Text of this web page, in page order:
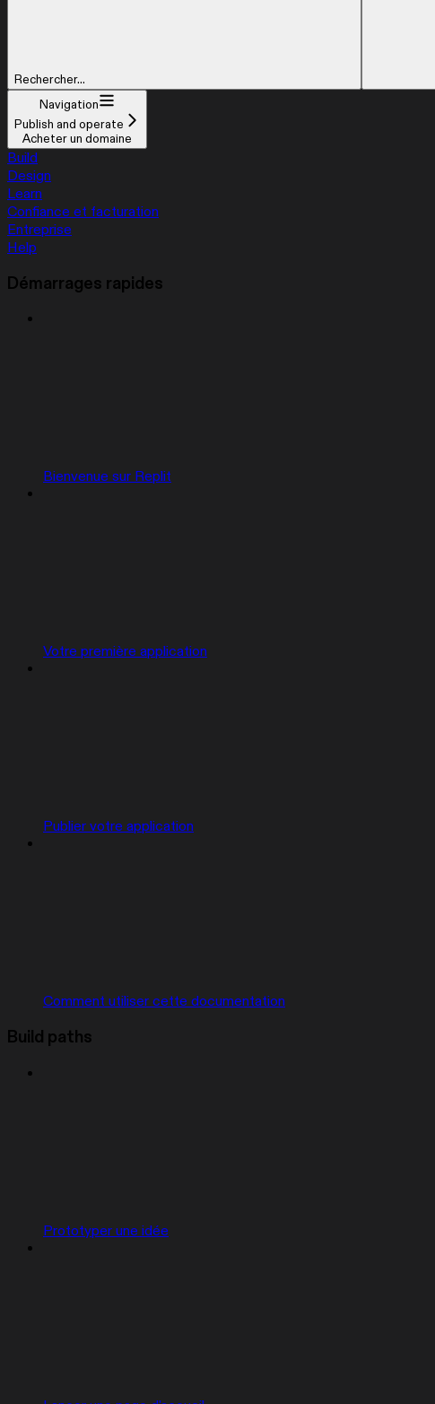
Rechercher...
Navigation
Publish and operate
Acheter un domaine
Build
Design
Learn
Confiance et facturation
Entreprise
Help
Démarrages rapides
Bienvenue sur Replit
Votre première application
Publier votre application
Comment utiliser cette documentation
Build paths
Prototyper une idée